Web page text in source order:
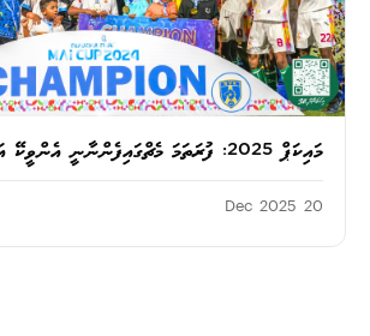
މައިކަޕް 2025: ފުރަތަމަ މެޗްގައިފެންނާނީ އެންވީކޭ އަދި ޔޫތް
20 Dec 2025